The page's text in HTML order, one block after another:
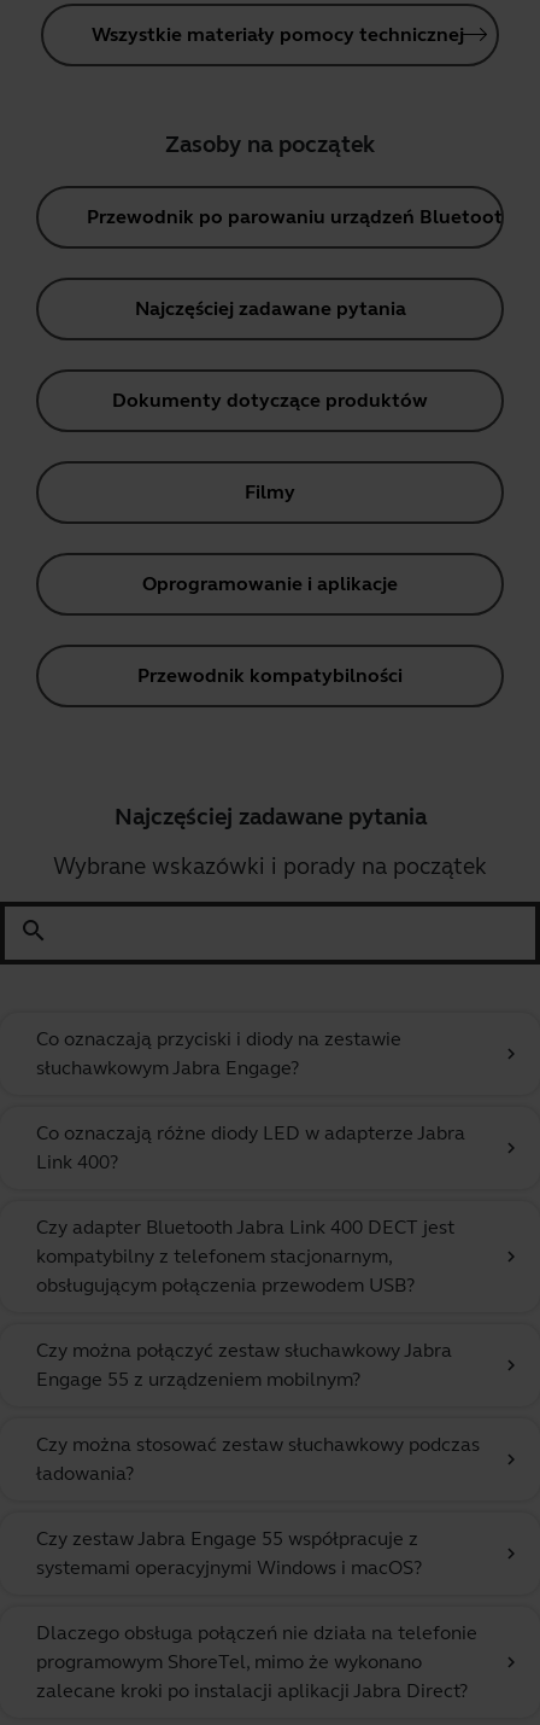
Wszystkie materiały pomocy technicznej
Zasoby na początek
Przewodnik po parowaniu urządzeń Bluetooth
Najczęściej zadawane pytania
Dokumenty dotyczące produktów
Filmy
Oprogramowanie i aplikacje
Przewodnik kompatybilności
Najczęściej zadawane pytania
Wybrane wskazówki i porady na początek
search
Co oznaczają przyciski i diody na zestawie
słuchawkowym Jabra Engage?
chevron_right
Co oznaczają różne diody LED w adapterze Jabra
Link 400?
chevron_right
Czy adapter Bluetooth Jabra Link 400 DECT jest
kompatybilny z telefonem stacjonarnym,
obsługującym połączenia przewodem USB?
chevron_right
Czy można połączyć zestaw słuchawkowy Jabra
Engage 55 z urządzeniem mobilnym?
chevron_right
Czy można stosować zestaw słuchawkowy podczas
ładowania?
chevron_right
Czy zestaw Jabra Engage 55 współpracuje z
systemami operacyjnymi Windows i macOS?
chevron_right
Dlaczego obsługa połączeń nie działa na telefonie
programowym ShoreTel, mimo że wykonano
zalecane kroki po instalacji aplikacji Jabra Direct?
chevron_right